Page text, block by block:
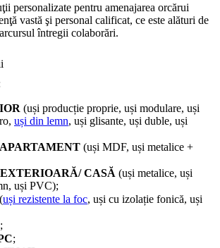
personalizate pentru amenajarea orcărui
vastă şi personal calificat, ce este alături de
întregii colaborări.
(uși producție proprie, uși modulare, uși
uși din lemn, uși glisante, uși duble, uși
(uși MDF, uși metalice +
CASĂ (uși metalice, uși
uși PVC);
(uși rezistente la foc, uși cu izolație fonică, uși
;
;